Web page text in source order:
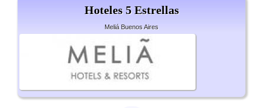
Hoteles 5 Estrellas
Meliá Buenos Aires